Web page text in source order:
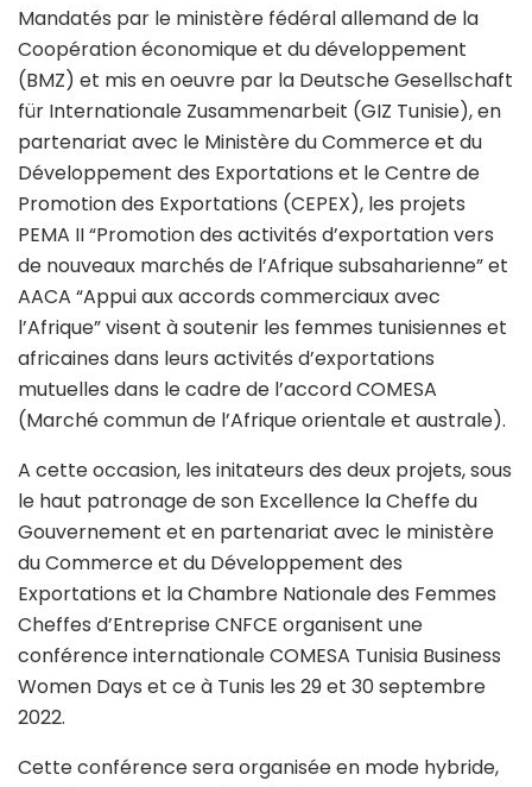
Mandatés par le ministère fédéral allemand de la
Coopération économique et du développement
(BMZ) et mis en oeuvre par la Deutsche Gesellschaft
für Internationale Zusammenarbeit (GIZ Tunisie), en
partenariat avec le Ministère du Commerce et du
Développement des Exportations et le Centre de
Promotion des Exportations (CEPEX), les projets
PEMA II “Promotion des activités d’exportation vers
de nouveaux marchés de l’Afrique subsaharienne” et
AACA “Appui aux accords commerciaux avec
l’Afrique” visent à soutenir les femmes tunisiennes et
africaines dans leurs activités d’exportations
mutuelles dans le cadre de l’accord COMESA
(Marché commun de l’Afrique orientale et australe).
A cette occasion, les initateurs des deux projets, sous
le haut patronage de son Excellence la Cheffe du
Gouvernement et en partenariat avec le ministère
du Commerce et du Développement des
Exportations et la Chambre Nationale des Femmes
Cheffes d’Entreprise CNFCE organisent une
conférence internationale COMESA Tunisia Business
Women Days et ce à Tunis les 29 et 30 septembre
2022.
Cette conférence sera organisée en mode hybride,